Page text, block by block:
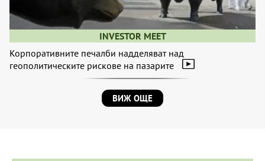
INVESTOR MEET
Корпоративните печалби надделяват над
геополитическите рискове на пазарите
ВИЖ ОЩЕ